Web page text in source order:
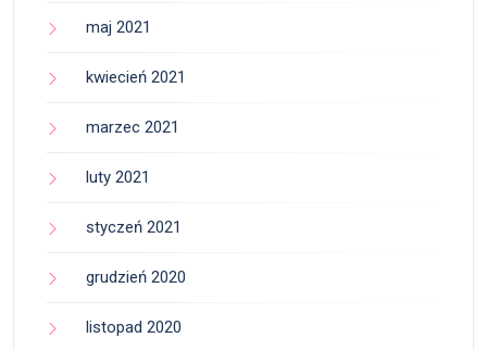
maj 2021
kwiecień 2021
marzec 2021
luty 2021
styczeń 2021
grudzień 2020
listopad 2020